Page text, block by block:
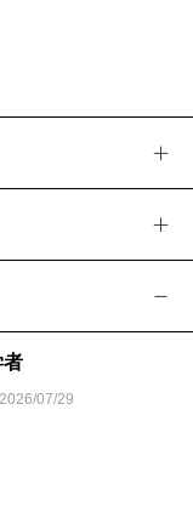
作品募集
者
2026/07/29